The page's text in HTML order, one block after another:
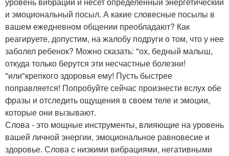
и эмоциональный посыл. А какие словесные посылы в
вашем ежедневном общении преобладают? Как
реагируете, допустим, на жалобу подруги о том, что у нее
заболел ребенок? Можно сказать: "ох, бедный малыш,
откуда только берутся эти несчастные болезни!
"или"крепкого здоровья ему! Пусть быстрее
поправляется! Попробуйте сейчас произнести вслух обе
фразы и отследить ощущения в своем теле и эмоции,
которые они вызывают.
Слова - это мощные инструменты, влияющие на уровень
вашей личной энергии, эмоциональное равновесие и
здоровье. Слова с низкими вибрациями, негативными